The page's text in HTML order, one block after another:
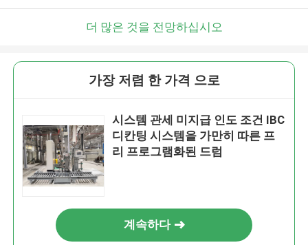
더 많은 것을 전망하십시오
가장 저렴 한 가격 으로
시스템 관세 미지급 인도 조건 IBC
디칸팅 시스템을 가만히 따른 프
리 프로그램화된 드럼
계속하다